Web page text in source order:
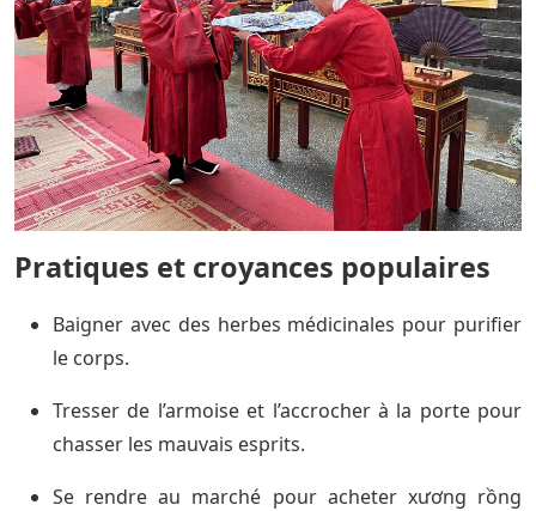
Pratiques et croyances populaires
Baigner avec des herbes médicinales pour purifier
le corps.
Tresser de l’armoise et l’accrocher à la porte pour
chasser les mauvais esprits.
Se rendre au marché pour acheter xương rồng